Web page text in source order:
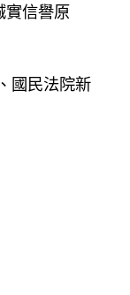
實信譽原
國民法院新